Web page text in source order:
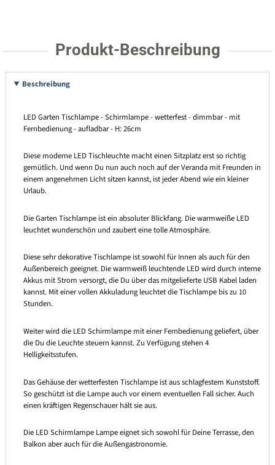
Produkt-Beschreibung
Beschreibung
LED Garten Tischlampe - Schirmlampe - wetterfest - dimmbar - mit
Fernbedienung - aufladbar - H: 26cm
Diese moderne LED Tischleuchte macht einen Sitzplatz erst so richtig
gemütlich. Und wenn Du nun auch noch auf der Veranda mit Freunden in
einem angenehmen Licht sitzen kannst, ist jeder Abend wie ein kleiner
Urlaub.
Die Garten Tischlampe ist ein absoluter Blickfang. Die warmweiße LED
leuchtet wunderschön und zaubert eine tolle Atmosphäre.
Diese sehr dekorative Tischlampe ist sowohl für Innen als auch für den
Außenbereich geeignet. Die warmweiß leuchtende LED wird durch interne
Akkus mit Strom versorgt, die Du über das mitgelieferte USB Kabel laden
kannst. Mit einer vollen Akkuladung leuchtet die Tischlampe bis zu 10
Stunden.
Weiter wird die LED Schirmlampe mit einer Fernbedienung geliefert, über
die Du die Leuchte steuern kannst. Zu Verfügung stehen 4
Helligkeitsstufen.
Das Gehäuse der wetterfesten Tischlampe ist aus schlagfestem Kunststoff.
So geschützt ist die Lampe auch vor einem eventuellen Fall sicher. Auch
einen kräftigen Regenschauer hält sie aus.
Die LED Schirmlampe Lampe eignet sich sowohl für Deine Terrasse, den
Balkon aber auch für die Außengastronomie.